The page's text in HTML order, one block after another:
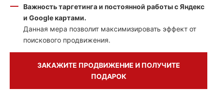
Важность таргетинга и постоянной работы с Яндекс
и Google картами.
Данная мера позволит максимизировать эффект от
поискового продвижения.
ЗАКАЖИТЕ ПРОДВИЖЕНИЕ И ПОЛУЧИТЕ
ПОДАРОК